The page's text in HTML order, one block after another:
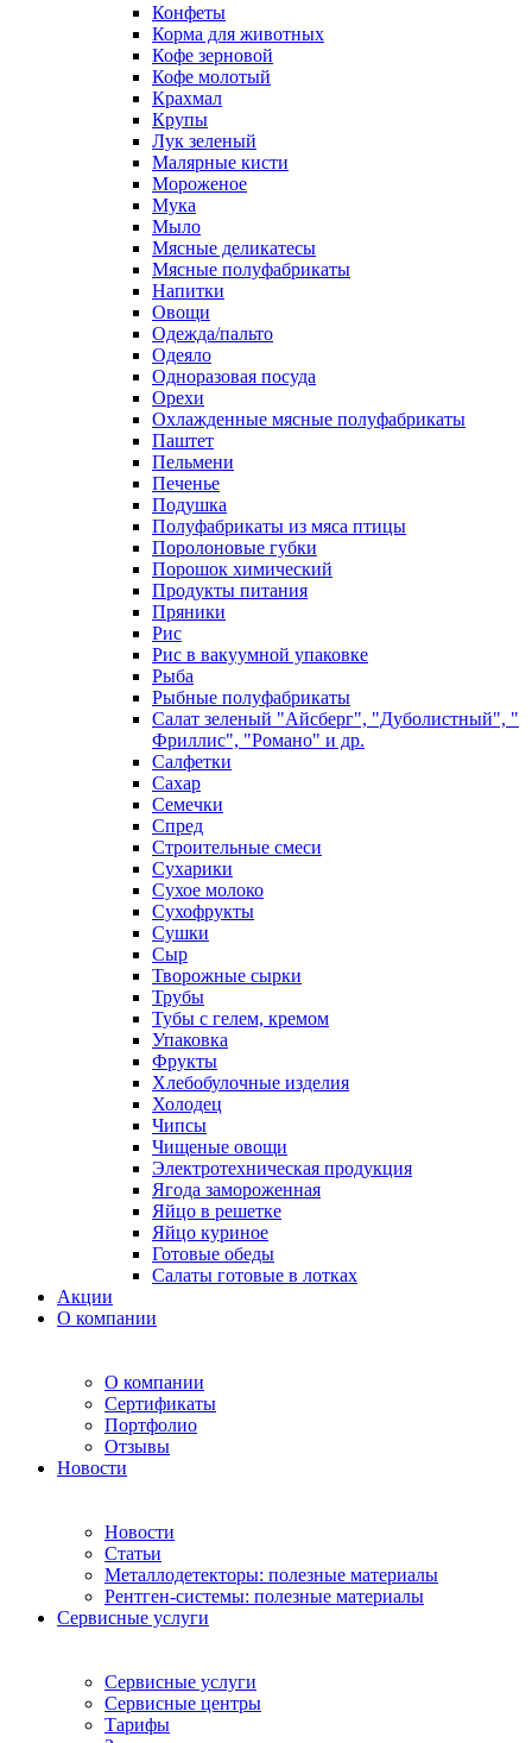
Конфеты
Корма для животных
Кофе зерновой
Кофе молотый
Крахмал
Крупы
Лук зеленый
Малярные кисти
Мороженое
Мука
Мыло
Мясные деликатесы
Мясные полуфабрикаты
Напитки
Овощи
Одежда/пальто
Одеяло
Одноразовая посуда
Орехи
Охлажденные мясные полуфабрикаты
Паштет
Пельмени
Печенье
Подушка
Полуфабрикаты из мяса птицы
Поролоновые губки
Порошок химический
Продукты питания
Пряники
Рис
Рис в вакуумной упаковке
Рыба
Рыбные полуфабрикаты
Салат зеленый "Айсберг", "Дуболистный", "
Фриллис", "Романо" и др.
Салфетки
Сахар
Семечки
Спред
Строительные смеси
Сухарики
Сухое молоко
Сухофрукты
Сушки
Сыр
Творожные сырки
Трубы
Тубы с гелем, кремом
Упаковка
Фрукты
Хлебобулочные изделия
Холодец
Чипсы
Чищеные овощи
Электротехническая продукция
Ягода замороженная
Яйцо в решетке
Яйцо куриное
Готовые обеды
Салаты готовые в лотках
Акции
О компании
О компании
Сертификаты
Портфолио
Отзывы
Новости
Новости
Статьи
Металлодетекторы: полезные материалы
Рентген-системы: полезные материалы
Сервисные услуги
Сервисные услуги
Сервисные центры
Тарифы